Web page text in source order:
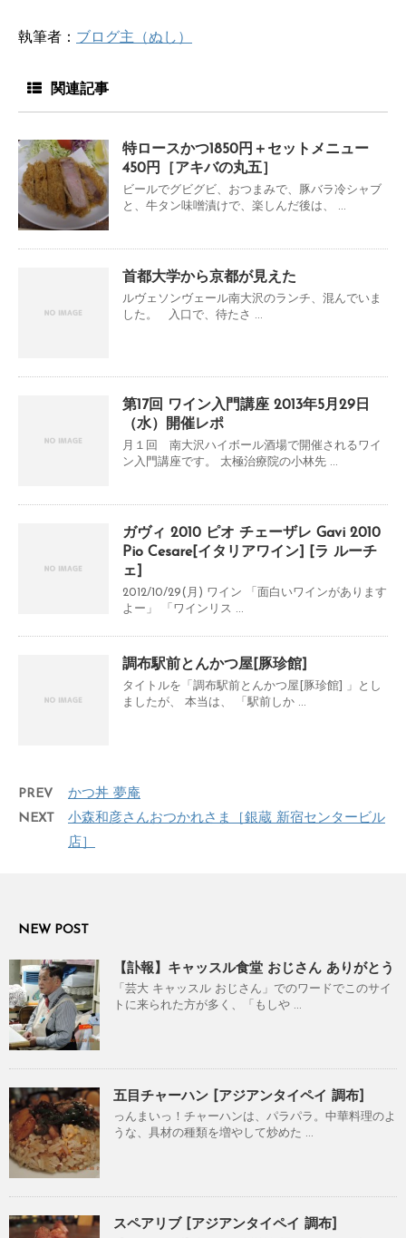
執筆者： ブログ主（ぬし）
関連記事
特ロースかつ1850円＋セットメニュー
450円［アキバの丸五］
ビールでグビグビ、おつまみで、豚バラ冷シャブ
と、牛タン味噌漬けで、楽しんだ後は、 ...
首都大学から京都が見えた
ルヴェソンヴェール南大沢のランチ、混んでいま
した。 入口で、待たさ ...
第17回 ワイン入門講座 2013年5月29日
（水）開催レポ
月１回 南大沢ハイボール酒場で開催されるワイ
ン入門講座です。 太極治療院の小林先 ...
ガヴィ 2010 ピオ チェーザレ Gavi 2010
Pio Cesare[イタリアワイン] [ラ ルーチ
ェ]
2012/10/29(月) ワイン 「面白いワインがあります
よー」 「ワインリス ...
調布駅前とんかつ屋[豚珍館]
タイトルを「調布駅前とんかつ屋[豚珍館] 」とし
ましたが、 本当は、 「駅前しか ...
PREV
かつ丼 夢庵
NEXT
小森和彦さんおつかれさま［銀蔵 新宿センタービル
店］
NEW POST
【訃報】キャッスル食堂 おじさん ありがとう
「芸大 キャッスル おじさん」でのワードでこのサイ
トに来られた方が多く、「もしや ...
五目チャーハン [アジアンタイペイ 調布]
っんまいっ！チャーハンは、パラパラ。中華料理のよ
うな、具材の種類を増やして炒めた ...
スペアリブ [アジアンタイペイ 調布]